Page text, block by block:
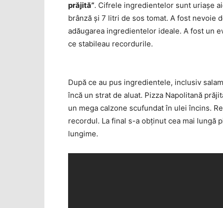
prăjită”. Cifrele ingredientelor sunt uriaşe
brânză şi 7 litri de sos tomat. A fost nevoie
adăugarea ingredientelor ideale. A fost un
ce stabileau recordurile.
După ce au pus ingredientele, inclusiv
încă un strat de aluat. Pizza Napolitană
un mega calzone scufundat în ulei încins.
recordul. La final s-a obţinut cea mai lungă
lungime.